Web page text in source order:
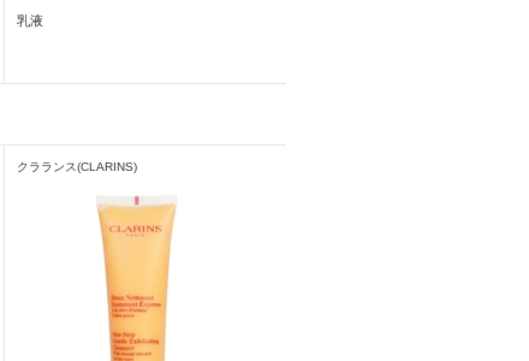
乳液
クラランス(CLARINS)